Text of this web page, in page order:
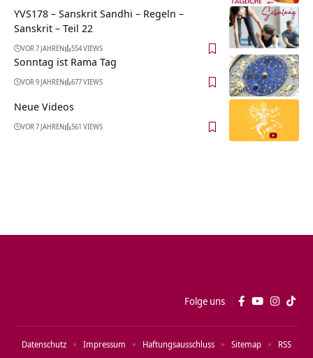
YVS178 – Sanskrit Sandhi – Regeln –
Sanskrit – Teil 22
VOR 7 JAHREN 554 VIEWS
Sonntag ist Rama Tag
VOR 9 JAHREN 677 VIEWS
Neue Videos
VOR 7 JAHREN 561 VIEWS
Folge uns
Datenschutz Impressum Haftungsausschluss Sitemap RSS